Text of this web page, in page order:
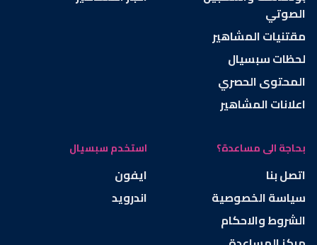
الصوتي
مقتنيات المشاهير
لحظات سبسيال
المحتوى الحصري
اعلانات المشاهير
بحاجة الى مساعدة؟
اتصل بنا
سياسة الخصوصية
الشروط والاحكام
استخدم سبسيال
ايفون
اندرويد